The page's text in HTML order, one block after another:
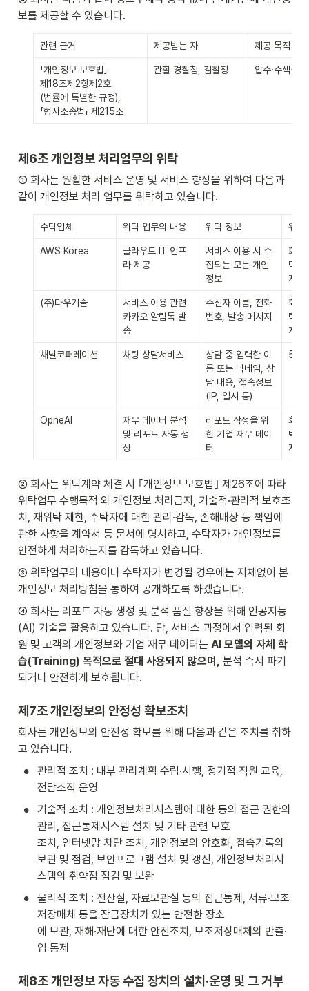
보를 제공할 수 있습니다.
관련 근거 제공받는 자 제공 목적
「개인정보 보호법」
제18조제2항제2호
(법률에 특별한 규정),
「형사소송법」 제215조
관할 경찰청, 검찰청 압수·수색·검
제6조 개인정보 처리업무의 위탁
① 회사는 원활한 서비스 운영 및 서비스 향상을 위하여 다음과
같이 개인정보 처리 업무를 위탁하고 있습니다.
수탁업체 위탁 업무의 내용 위탁 정보 위탁
AWS Korea
클라우드 IT 인프
라 제공
서비스 이용 시 수
집되는 모든 개인
정보
회원
탁
지
(주)다우기술
서비스 이용 관련
카카오 알림톡 발
송
수신자 이름, 전화
번호, 발송 메시지
회원
탁
지
채널코퍼레이션 채팅 상담서비스
상담 중 입력한 이
름 또는 닉네임, 상
담 내용, 접속정보
(IP, 일시 등)
5년
OpneAI
재무 데이터 분석
및 리포트 자동 생
성
리포트 작성을 위
한 기업 재무 데이
터
회원
탁
지
② 회사는 위탁계약 체결 시 ｢개인정보 보호법｣ 제26조에 따라
위탁업무 수행목적 외 개인정보 처리금지, 기술적·관리적 보호조
치, 재위탁 제한, 수탁자에 대한 관리·감독, 손해배상 등 책임에
관한 사항을 계약서 등 문서에 명시하고, 수탁자가 개인정보를
안전하게 처리하는지를 감독하고 있습니다.
③ 위탁업무의 내용이나 수탁자가 변경될 경우에는 지체없이 본
개인정보 처리방침을 통하여 공개하도록 하겠습니다.
④ 회사는 리포트 자동 생성 및 분석 품질 향상을 위해 인공지능
(AI) 기술을 활용하고 있습니다. 단, 서비스 과정에서 입력된 회
원 및 고객의 개인정보와 기업 재무 데이터는 AI 모델의 자체 학
습(Training) 목적으로 절대 사용되지 않으며, 분석 즉시 파기
되거나 안전하게 보호됩니다.
제7조 개인정보의 안정성 확보조치
회사는 개인정보의 안전성 확보를 위해 다음과 같은 조치를 취하
고 있습니다.
•
관리적 조치 : 내부 관리계획 수립·시행, 정기적 직원 교육,
전담조직 운영
•
기술적 조치 : 개인정보처리시스템에 대한 등의 접근 권한의
관리, 접근통제시스템 설치 및 기타 관련 보호
조치, 인터넷망 차단 조치, 개인정보의 암호화, 접속기록의
보관 및 점검, 보안프로그램 설치 및 갱신, 개인정보처리시
스템의 취약점 점검 및 보완
•
물리적 조치 : 전산실, 자료보관실 등의 접근통제, 서류·보조
저장매체 등을 잠금장치가 있는 안전한 장소
에 보관, 재해·재난에 대한 안전조치, 보조저장매체의 반출·
입 통제
제8조 개인정보 자동 수집 장치의 설치·운영 및 그 거부